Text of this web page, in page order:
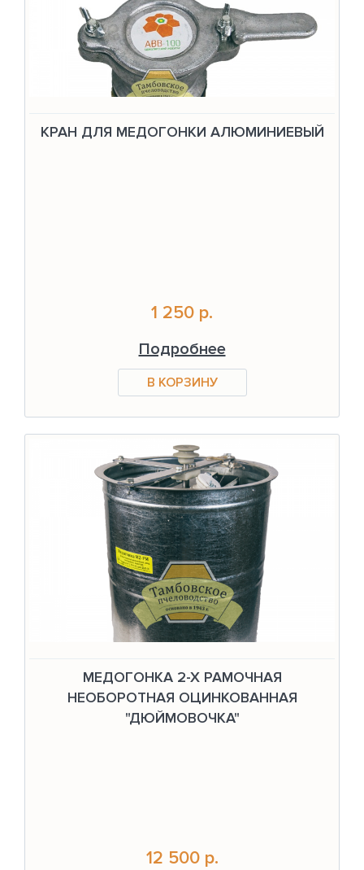
КРАН ДЛЯ МЕДОГОНКИ АЛЮМИНИЕВЫЙ
1 250 р.
Подробнее
МЕДОГОНКА 2-Х РАМОЧНАЯ
НЕОБОРОТНАЯ ОЦИНКОВАННАЯ
"ДЮЙМОВОЧКА"
12 500 р.